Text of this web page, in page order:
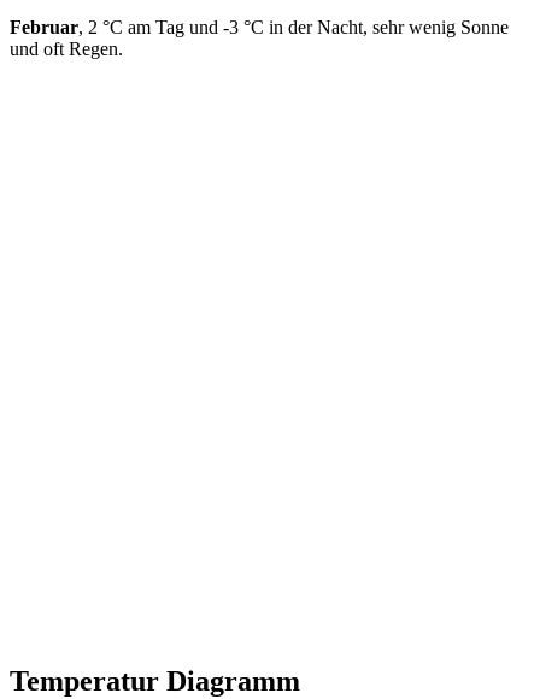
Februar, 2 °C am Tag und -3 °C in der Nacht, sehr wenig Sonne
und oft Regen.
Temperatur Diagramm